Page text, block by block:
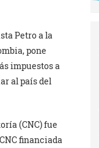
Petro a la
pone
impuestos a
al país del
(CNC) fue
financiada